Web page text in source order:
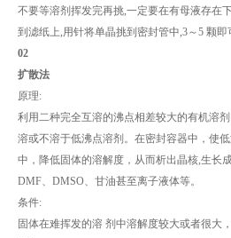
不要等溶剂挥发完再挑,一定要在有母液存在
到滤纸上,用针将单晶挑到密封管中,3～5 颗即
02
扩散法
原理:
利用二种完全互溶的沸点相差较大的有机溶
溶或不溶于低沸点溶剂。在密封容器中，使
中，降低固体的溶解度，从而析出晶核,生长
DMF、DMSO、甘油甚至离子液体等。
条件:
固体在难挥发的溶 剂中溶解度较大或者很大